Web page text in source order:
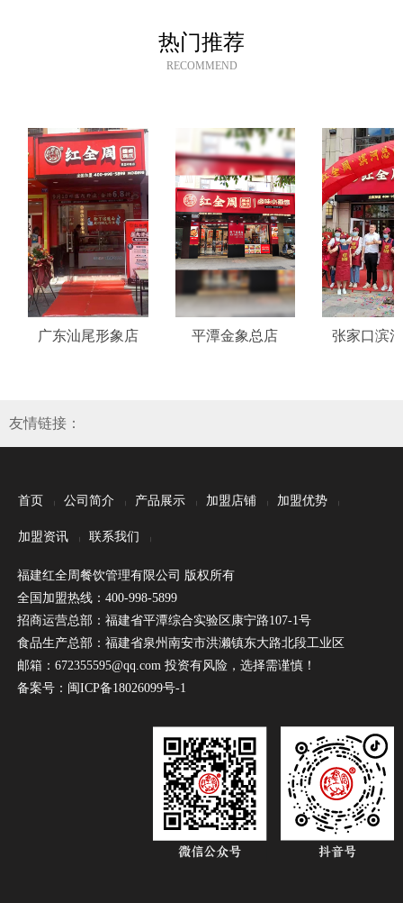
热门推荐
RECOMMEND
广东汕尾形象店 平潭金象总店 张家口滨河
友情链接：
首页 | 公司简介 | 产品展示 | 加盟店铺 | 加盟优势 |
加盟资讯 | 联系我们 |
福建红全周餐饮管理有限公司 版权所有
全国加盟热线：400-998-5899
招商运营总部：福建省平潭综合实验区康宁路107-1号
食品生产总部：福建省泉州南安市洪濑镇东大路北段工业区
邮箱：672355595@qq.com 投资有风险，选择需谨慎！
备案号： 闽ICP备18026099号-1